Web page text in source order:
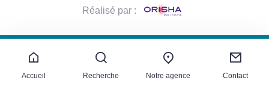
Accueil Recherche Notre agence Contact
Réalisé par :